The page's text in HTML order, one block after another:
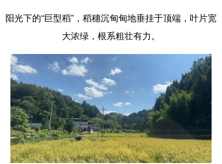
阳光下的“巨型稻”，稻穗沉甸甸地垂挂于顶端，叶片宽
大浓绿，根系粗壮有力。